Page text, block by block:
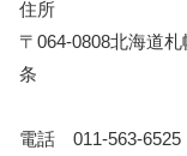
住所
〒064-0808北海道
条
電話 011-563-6525